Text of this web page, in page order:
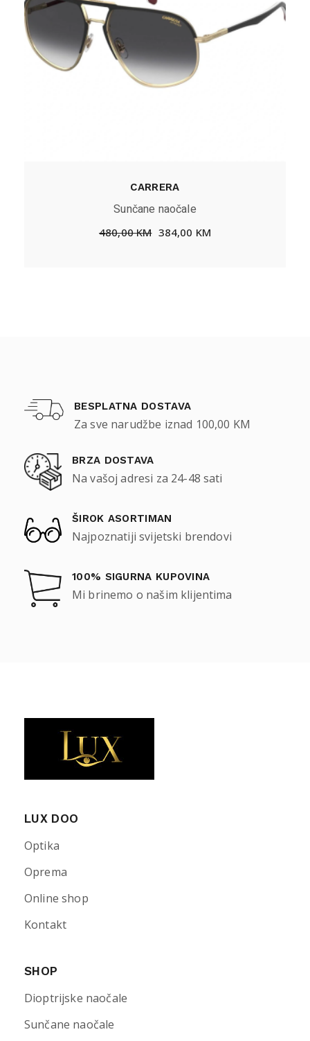
CARRERA
Sunčane naočale
480,00KM 384,00 KM
BESPLATNA DOSTAVA
Za sve narudžbe iznad 100,00 KM
BRZA DOSTAVA
Na vašoj adresi za 24-48 sati
ŠIROK ASORTIMAN
Najpoznatiji svijetski brendovi
100% SIGURNA KUPOVINA
Mi brinemo o našim klijentima
LUX DOO
Optika
Oprema
Online shop
Kontakt
SHOP
Dioptrijske naočale
Sunčane naočale